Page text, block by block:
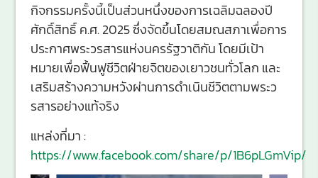
กิจกรรมครั้งนี้เป็นส่วนหนึ่งของการเฉลิมฉลองปี
ศักดิ์สิทธิ์ ค.ศ. 2025 ซึ่งจัดขึ้นโดยสมณสภาเพื่อการ
ประกาศพระวรสารแห่งนครรัฐวาติกัน โดยมีเป้า
หมายเพื่อฟื้นฟูชีวิตฝ่ายจิตของเยาวชนทั่วโลก และ
เสริมสร้างความหวังผ่านการดำเนินชีวิตตามพระว
รสารอย่างแท้จริง
แหล่งที่มา :
https://www.facebook.com/share/p/1B6pLGmVip/